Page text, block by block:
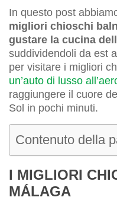
In questo post
migliori chioschi
gustare la cucina
suddividendoli da est
per visitare i migliori
un’auto di lusso
raggiungere il cuore
Sol in pochi minuti.
Contenuto della
I MIGLIORI
MÁLAGA